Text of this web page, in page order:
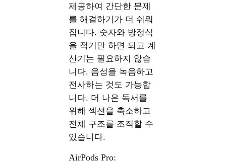
제공하여 간단한 문제
를 해결하기가 더 쉬워
집니다. 숫자와 방정식
을 적기만 하면 되고 계
산기는 필요하지 않습
니다. 음성을 녹음하고
전사하는 것도 가능합
니다. 더 나은 독서를
위해 섹션을 축소하고
전체 구조를 조직할 수
있습니다.
AirPods Pro: